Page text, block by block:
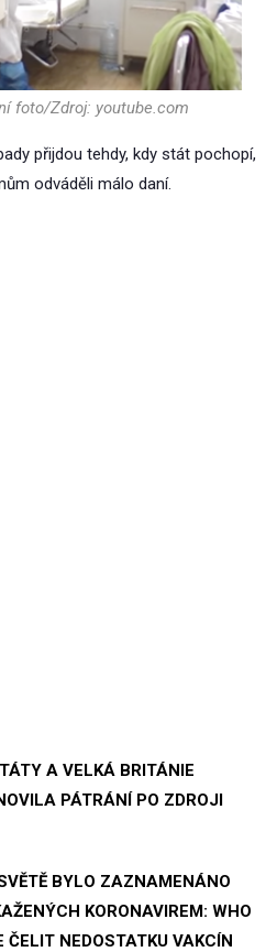
foto/Zdroj: youtube.com
přijdou tehdy, kdy stát pochopí,
odváděli málo daní.
A VELKÁ BRITÁNIE
PÁTRÁNÍ PO ZDROJI
BYLO ZAZNAMENÁNO
KORONAVIREM: WHO
ČELIT NEDOSTATKU VAKCÍN